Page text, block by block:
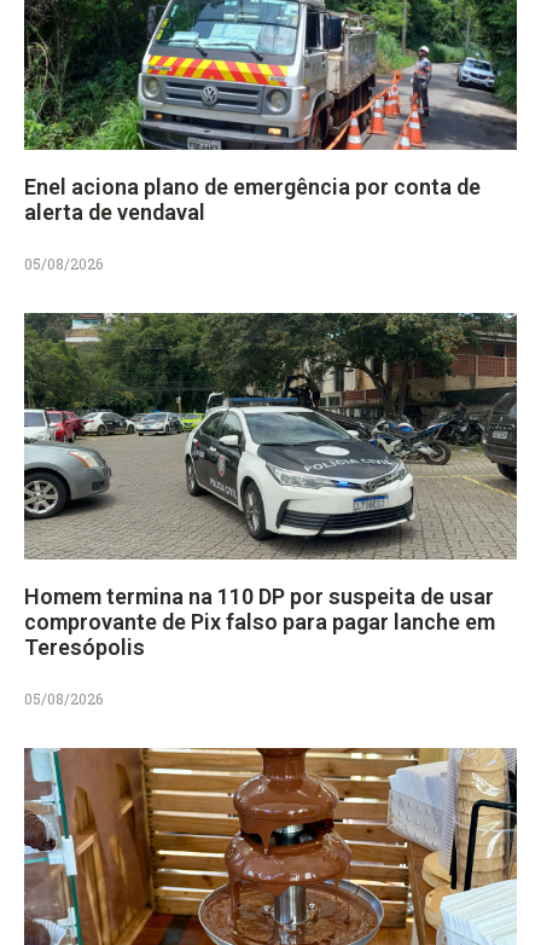
Enel aciona plano de emergência por conta de
alerta de vendaval
05/08/2026
Homem termina na 110 DP por suspeita de usar
comprovante de Pix falso para pagar lanche em
Teresópolis
05/08/2026